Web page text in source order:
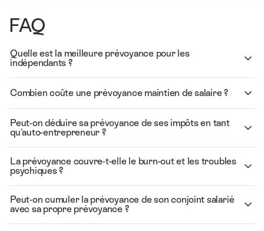
FAQ
Quelle est la meilleure prévoyance pour les
indépendants ?
Combien coûte une prévoyance maintien de salaire ?
Peut-on déduire sa prévoyance de ses impôts en tant
qu'auto-entrepreneur ?
La prévoyance couvre-t-elle le burn-out et les troubles
psychiques ?
Peut-on cumuler la prévoyance de son conjoint salarié
avec sa propre prévoyance ?